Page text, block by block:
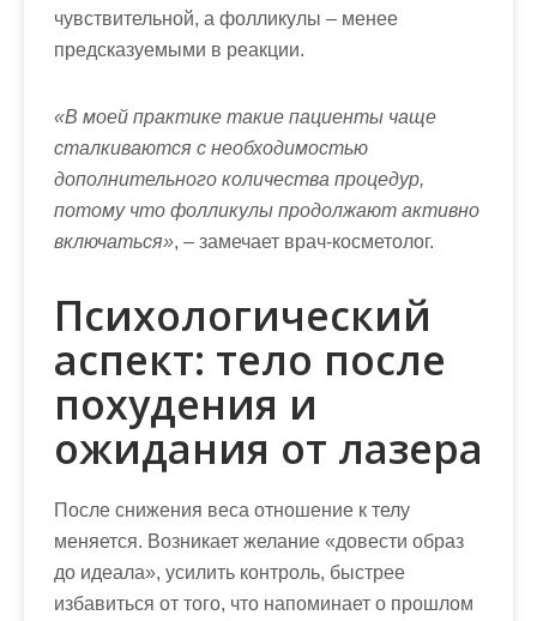
чувствительной, а фолликулы – менее
предсказуемыми в реакции.
«В моей практике такие пациенты чаще
сталкиваются с необходимостью
дополнительного количества процедур,
потому что фолликулы продолжают активно
включаться», – замечает врач-косметолог.
Психологический
аспект: тело после
похудения и
ожидания от лазера
После снижения веса отношение к телу
меняется. Возникает желание «довести образ
до идеала», усилить контроль, быстрее
избавиться от того, что напоминает о прошлом